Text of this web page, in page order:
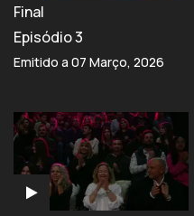
Final
Episódio 3
Emitido a 07 Março, 2026